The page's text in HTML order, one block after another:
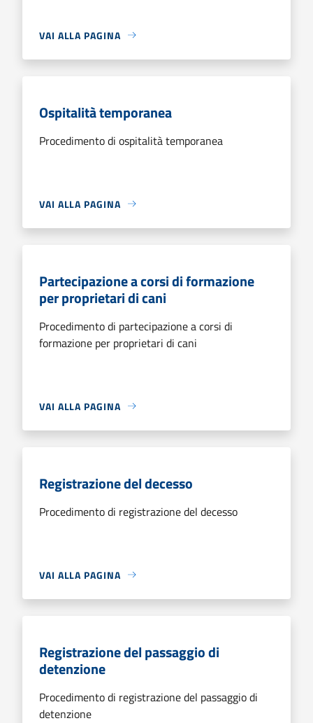
VAI ALLA PAGINA
Ospitalità temporanea
Procedimento di ospitalità temporanea
VAI ALLA PAGINA
Partecipazione a corsi di formazione
per proprietari di cani
Procedimento di partecipazione a corsi di
formazione per proprietari di cani
VAI ALLA PAGINA
Registrazione del decesso
Procedimento di registrazione del decesso
VAI ALLA PAGINA
Registrazione del passaggio di
detenzione
Procedimento di registrazione del passaggio di
detenzione